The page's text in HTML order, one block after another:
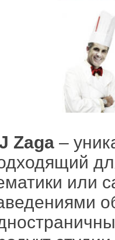
Zaga –
или